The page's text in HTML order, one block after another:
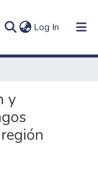
Log In (current)
y